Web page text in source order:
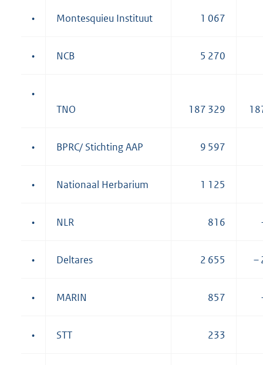
• Montesquieu Instituut 1 067
• NCB 5 270
•
TNO
187 329
• BPRC/ Stichting AAP 9 597
• Nationaal Herbarium 1 125
• NLR 816
• Deltares 2 655 –
• MARIN 857
• STT 233